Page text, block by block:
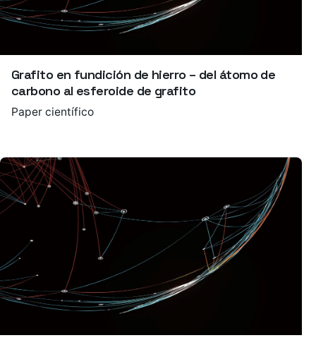
Grafito en fundición de hierro – del átomo de
carbono al esferoide de grafito
Paper científico